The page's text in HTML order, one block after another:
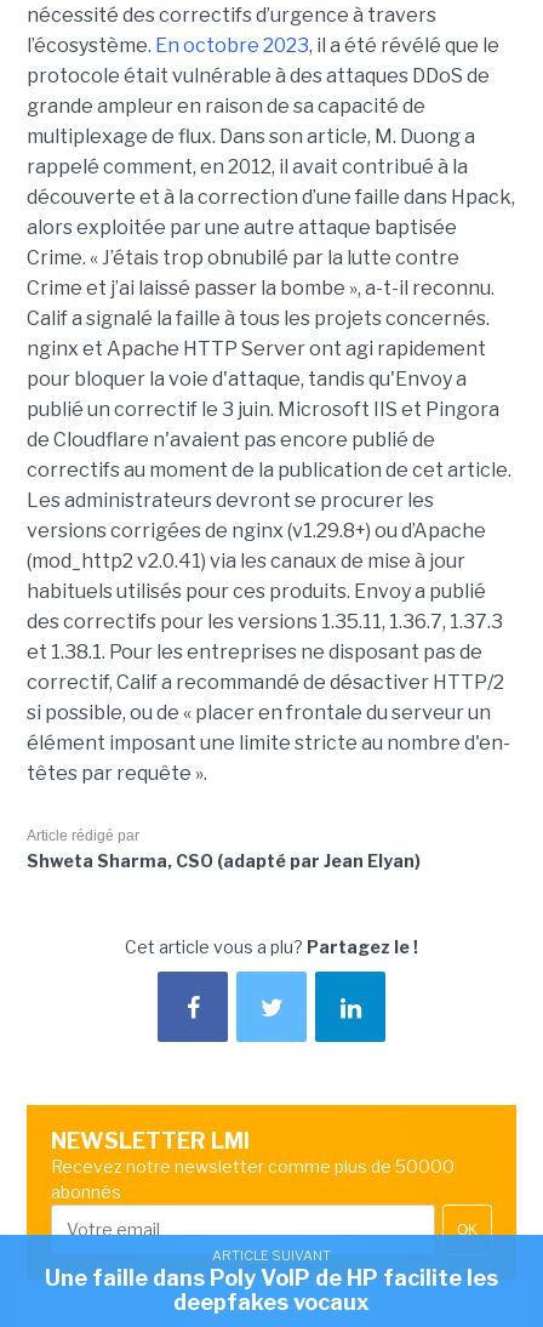
nécessité des correctifs d’urgence à travers
l’écosystème. En octobre 2023, il a été révélé que le
protocole était vulnérable à des attaques DDoS de
grande ampleur en raison de sa capacité de
multiplexage de flux. Dans son article, M. Duong a
rappelé comment, en 2012, il avait contribué à la
découverte et à la correction d’une faille dans Hpack,
alors exploitée par une autre attaque baptisée
Crime. « J’étais trop obnubilé par la lutte contre
Crime et j’ai laissé passer la bombe », a-t-il reconnu.
Calif a signalé la faille à tous les projets concernés.
nginx et Apache HTTP Server ont agi rapidement
pour bloquer la voie d'attaque, tandis qu'Envoy a
publié un correctif le 3 juin. Microsoft IIS et Pingora
de Cloudflare n'avaient pas encore publié de
correctifs au moment de la publication de cet article.
Les administrateurs devront se procurer les
versions corrigées de nginx (v1.29.8+) ou d’Apache
(mod_http2 v2.0.41) via les canaux de mise à jour
habituels utilisés pour ces produits. Envoy a publié
des correctifs pour les versions 1.35.11, 1.36.7, 1.37.3
et 1.38.1. Pour les entreprises ne disposant pas de
correctif, Calif a recommandé de désactiver HTTP/2
si possible, ou de « placer en frontale du serveur un
élément imposant une limite stricte au nombre d'en-
têtes par requête ».
Article rédigé par
Shweta Sharma, CSO (adapté par Jean Elyan)
Cet article vous a plu? Partagez le !
NEWSLETTER LMI
Recevez notre newsletter comme plus de 50000
abonnés
OK
ARTICLE SUIVANT
Une faille dans Poly VoIP de HP facilite les
deepfakes vocaux